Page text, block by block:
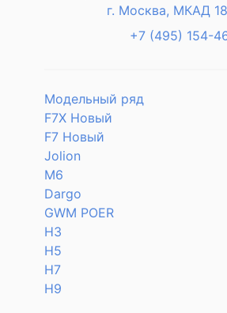
г. Москва, МКАД
+7 (495) 154-
Модельный ряд
F7X Новый
F7 Новый
Jolion
M6
Dargo
GWM POER
H3
H5
H7
H9